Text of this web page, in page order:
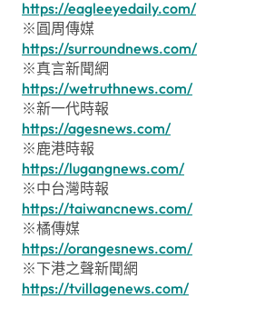
https://eagleeyedaily.com/
※圓周傳媒
https://surroundnews.com/
※真言新聞網
https://wetruthnews.com/
※新一代時報
https://agesnews.com/
※鹿港時報
https://lugangnews.com/
※中台灣時報
https://taiwancnews.com/
※橘傳媒
https://orangesnews.com/
※下港之聲新聞網
https://tvillagenews.com/